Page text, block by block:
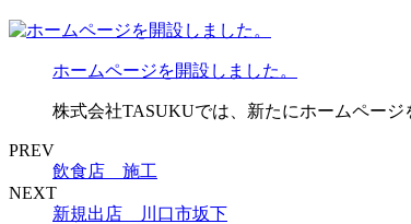
ホームページを開設しました。
株式会社TASUKUでは、新たにホームペー
PREV
飲食店 施工
NEXT
新規出店 川口市坂下